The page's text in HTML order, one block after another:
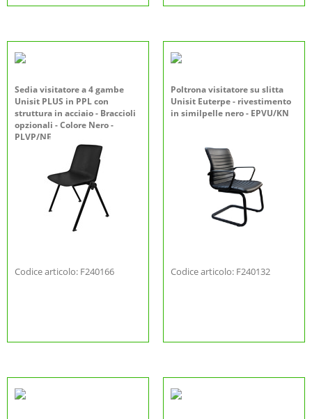
Sedia visitatore a 4 gambe
Unisit PLUS in PPL con
struttura in acciaio - Braccioli
opzionali - Colore Nero -
PLVP/NE
Codice articolo: F240166
Poltrona visitatore su slitta
Unisit Euterpe - rivestimento
in similpelle nero - EPVU/KN
Codice articolo: F240132